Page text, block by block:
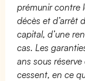
prémunir contre
décès et d’arrêt
capital, d’une
cas. Les
ans sous
cessent, en ce